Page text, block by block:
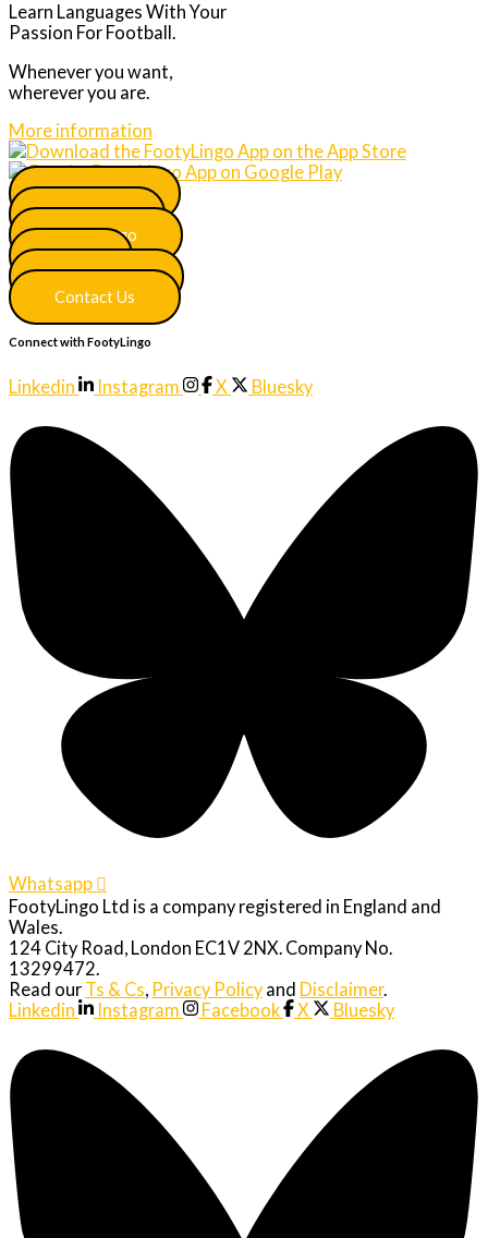
Learn Languages With Your
Passion For Football.
Whenever you want,
wherever you are.
More information
Main Menu
Join Now
More Lingo
FAQ
Certificates
Contact Us
Connect with FootyLingo
Linkedin Instagram X Bluesky
Whatsapp
FootyLingo Ltd is a company registered in England and
Wales.
124 City Road, London EC1V 2NX. Company No.
13299472.
Read our Ts & Cs, Privacy Policy and Disclaimer.
Linkedin
Instagram Facebook X Bluesky